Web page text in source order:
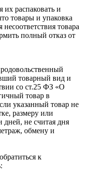
их распаковать и
товары и упаковка
товара
полный отказ от
товарный вид и
со ст.25 ФЗ «О
товар в
указанный товар не
размеру или
дней, не считая дня
обмену и
к